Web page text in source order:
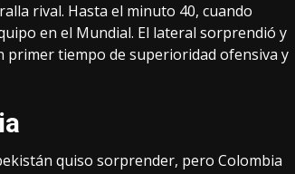
rival. Hasta el minuto 40, cuando
en el Mundial. El lateral sorprendió y
primer tiempo de superioridad ofensiva y
quiso sorprender, pero Colombia